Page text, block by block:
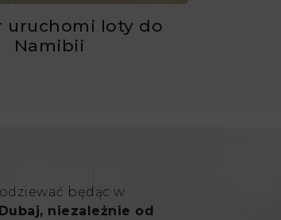
uruchomi loty do
Namibii
będąc w
niezależnie od